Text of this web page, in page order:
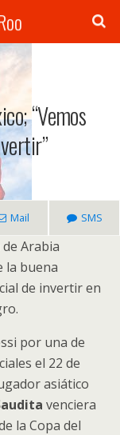
“vemos
Mail SMS
Arabia
la buena
de invertir en
por una de
el 22 de
asiático
venciera
la Copa del